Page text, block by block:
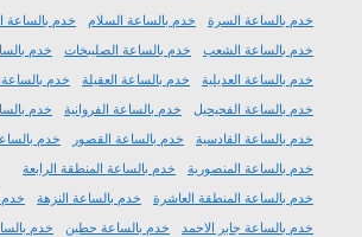
خدم بالساعة السرة خدم بالساعة السلام
خدم بالساعة
خدم بالساعة الشعب
خدم بالساعة الصليبخات
خدم
خدم بالساعة العديلية
خدم بالساعة العقيلة
خدم بالساعة
خدم بالساعة الفحيحيل
خدم بالساعة الفروانية
خدم
خدم بالساعة القادسية
خدم بالساعة القصور
خدم
خدم بالساعة المنصورية
خدم بالساعة المنطقة الرابعة
خدم بالساعة المنطقة العاشرة
خدم بالساعة النزهة
خدم
خدم بالساعة جابر الاحمد
خدم بالساعة حطين
خدم